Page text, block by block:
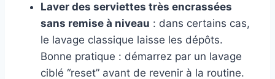
Laver des serviettes très encrassées
sans remise à niveau : dans certains cas,
le lavage classique laisse les dépôts.
Bonne pratique : démarrez par un lavage
ciblé “reset” avant de revenir à la routine.